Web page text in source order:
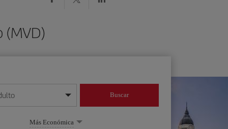
mes/año
Buscar
Más Económica